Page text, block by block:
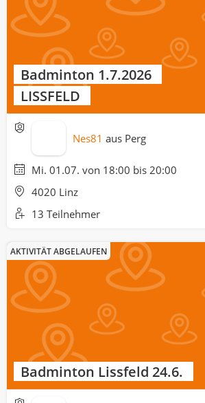
Badminton 1.7.2026
LISSFELD
Nes81 aus Perg
Mi. 01.07. von 18:00 bis 20:00
4020 Linz
13 Teilnehmer
AKTIVITÄT ABGELAUFEN
Badminton Lissfeld 24.6.